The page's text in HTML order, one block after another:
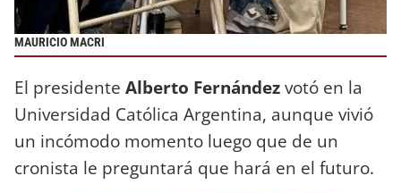
MAURICIO MACRI
El presidente Alberto Fernándezvotó en la
Universidad Católica Argentina, aunque vivió
un incómodo momento luego que de un
cronista le preguntará que hará en el futuro.